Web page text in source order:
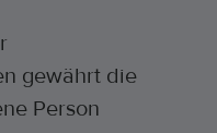
gewährt die
Person